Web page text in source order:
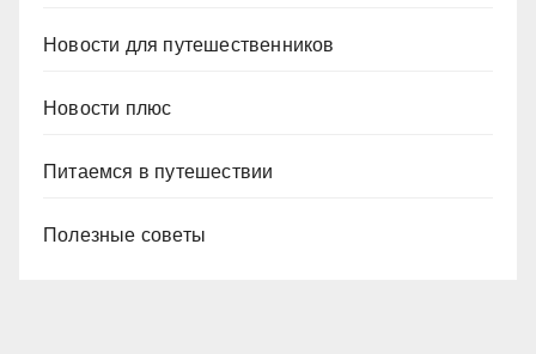
Новости для путешественников
Новости плюс
Питаемся в путешествии
Полезные советы